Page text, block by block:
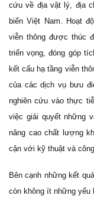
cứu về địa vật lý, địa
biển Việt Nam. Hoạt
viễn thông được thúc
triển vọng, đóng góp
kết cấu hạ tầng viễn
của các dịch vụ bưu
nghiên cứu vào thực
việc giải quyết những
nâng cao chất lượng
cận với kỹ thuật và
Bên cạnh những kết
còn không ít những yếu